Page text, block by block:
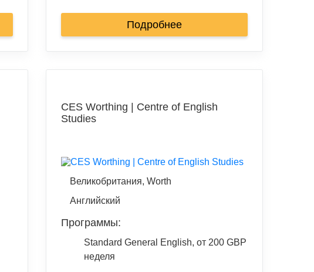
Подробнее
CES Worthing | Centre of English
Studies
Великобритания, Worth
Английский
Программы:
Standard General English, от 200 GBP
неделя